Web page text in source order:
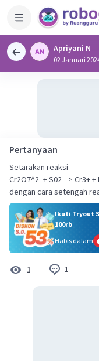
Apriyani N
02 Januari
Pertanyaan
Setarakan reaksi
Cr2O7^2- + S02 --> Cr3+ +
dengan cara setengah
Ikuti Tryout
100rb
Habis dalam
1 1